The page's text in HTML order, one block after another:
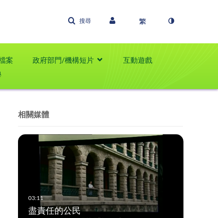
搜尋
案 政府部門/機構短片
互動遊戲
相關媒體
盡責任的公民